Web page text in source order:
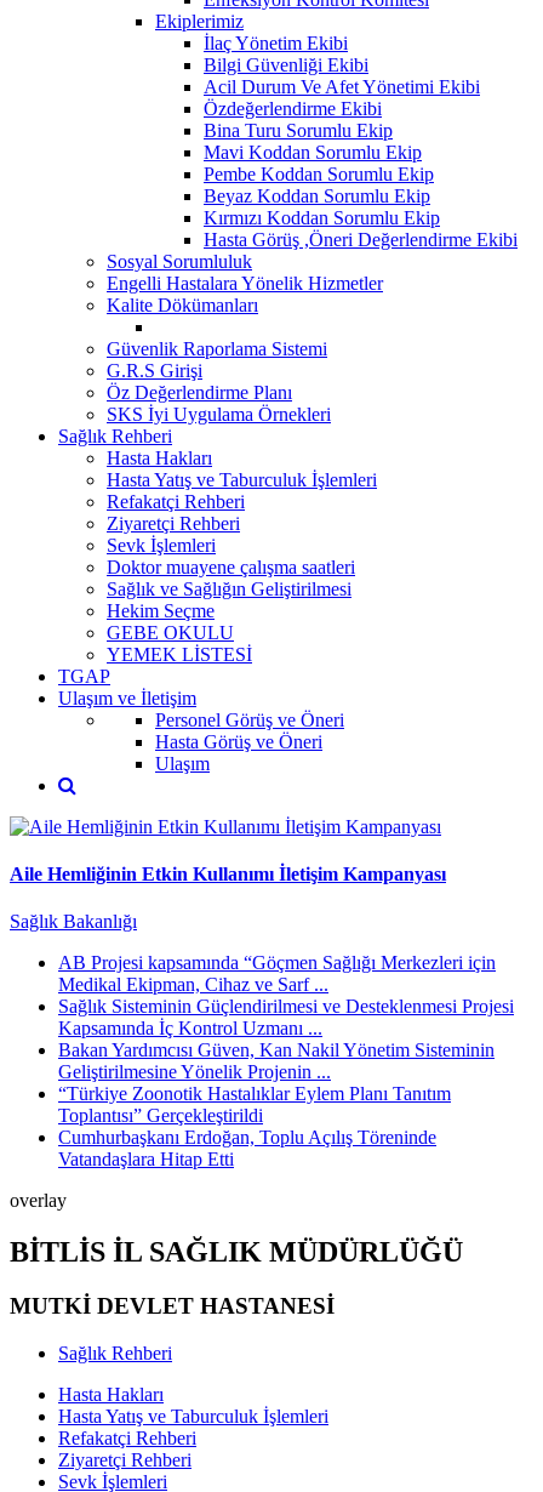
Ekiplerimiz
İlaç Yönetim Ekibi
Bilgi Güvenliği Ekibi
Acil Durum Ve Afet Yönetimi Ekibi
Özdeğerlendirme Ekibi
Bina Turu Sorumlu Ekip
Mavi Koddan Sorumlu Ekip
Pembe Koddan Sorumlu Ekip
Beyaz Koddan Sorumlu Ekip
Kırmızı Koddan Sorumlu Ekip
Hasta Görüş ,Öneri Değerlendirme Ekibi
Sosyal Sorumluluk
Engelli Hastalara Yönelik Hizmetler
Kalite Dökümanları
Güvenlik Raporlama Sistemi
G.R.S Girişi
Öz Değerlendirme Planı
SKS İyi Uygulama Örnekleri
Sağlık Rehberi
Hasta Hakları
Hasta Yatış ve Taburculuk İşlemleri
Refakatçi Rehberi
Ziyaretçi Rehberi
Sevk İşlemleri
Doktor muayene çalışma saatleri
Sağlık ve Sağlığın Geliştirilmesi
Hekim Seçme
GEBE OKULU
YEMEK LİSTESİ
TGAP
Ulaşım ve İletişim
Personel Görüş ve Öneri
Hasta Görüş ve Öneri
Ulaşım
Aile Hemliğinin Etkin Kullanımı İletişim Kampanyası
Sağlık Bakanlığı
AB Projesi kapsamında “Göçmen Sağlığı Merkezleri için
Medikal Ekipman, Cihaz ve Sarf ...
Sağlık Sisteminin Güçlendirilmesi ve Desteklenmesi Projesi
Kapsamında İç Kontrol Uzmanı ...
Bakan Yardımcısı Güven, Kan Nakil Yönetim Sisteminin
Geliştirilmesine Yönelik Projenin ...
“Türkiye Zoonotik Hastalıklar Eylem Planı Tanıtım
Toplantısı” Gerçekleştirildi
Cumhurbaşkanı Erdoğan, Toplu Açılış Töreninde
Vatandaşlara Hitap Etti
overlay
BİTLİS İL SAĞLIK MÜDÜRLÜĞÜ
MUTKİ DEVLET HASTANESİ
Sağlık Rehberi
Hasta Hakları
Hasta Yatış ve Taburculuk İşlemleri
Refakatçi Rehberi
Ziyaretçi Rehberi
Sevk İşlemleri